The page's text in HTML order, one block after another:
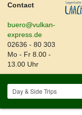
Contact
buero@vulkan-
express.de
02636 - 80 303
Mo - Fr 8.00 -
13.00 Uhr